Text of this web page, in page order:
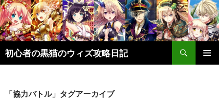
初心者の黒猫のウィズ攻略日記
検
索
ン「協力バトル」タグアーカイブ